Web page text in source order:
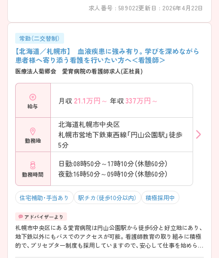
求人番号 : 589022更新日 : 2026年4月22日
常勤（二交替制）
【北海道／札幌市】 血液疾患に強み有り。学びを深めながら
患者様へ寄り添う看護を行いたい方へ＜看護師＞
医療法人菊郷会 愛育病院の看護師求人(正社員)
給与
月収 21.1万円～ 年収 337万円～
勤務地
北海道札幌市中央区
札幌市営地下鉄東西線「円山公園駅」徒歩
5分
勤務時間
日勤:08時50分～17時10分（休憩60分）
夜勤:16時50分～09時10分（休憩60分）
住宅補助・手当あり 駅チカ（徒歩10分以内） 積極採用中
札幌市中央区にある愛育病院は円山公園駅から徒歩5分と好立地にあり、
地下鉄以外にもバスでのアクセスが可能。看護師教育の取り組みに積極
的で、プリセプター制度も採用していますので、安心して仕事を始められ